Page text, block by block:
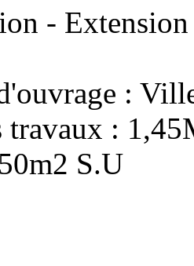
- Extension
:
travaux :
S.U